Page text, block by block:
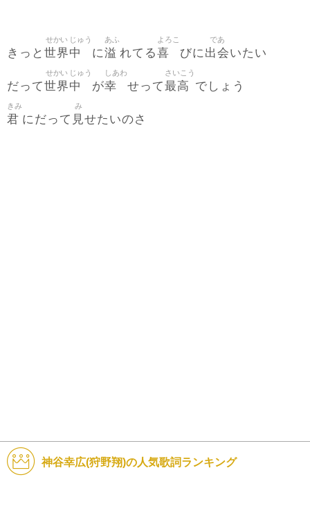
きっと 世界
せかい
中
じゅう
に溢
あふ
れてる喜
よろこ
びに出会
であ
いたい
だって世界
せかい
中
じゅう
が幸
しあわ
せって最高
さいこう
でしょう
君
きみ
にだって 見
み
せたいのさ
神谷幸広(狩野翔)の人気歌詞ランキング